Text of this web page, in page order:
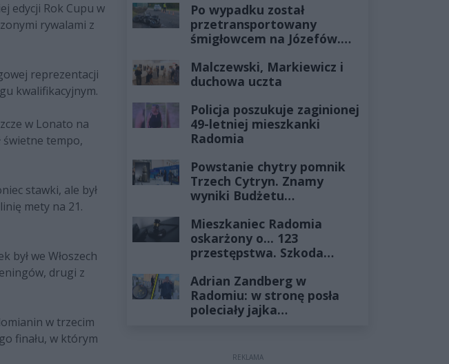
edycji Rok Cupu w
rywalami z
reprezentacji
kwalifikacyjnym.
w Lonato na
świetne tempo,
stawki, ale był
mety na 21.
był we Włoszech
drugi z
w trzecim
finału, w którym
Po wypadku został
przetransportowany
śmigłowcem na Józefów.
żyłach
Malczewski, Markiewicz i
duchowa uczta
Policja poszukuje zaginionej
49-letniej mieszkanki
Radomia
Powstanie chytry pomnik
Trzech Cytryn. Znamy
wyniki Budżetu
Mieszkaniec Radomia
oskarżony o... 123
przestępstwa. Szkoda
złotych
Adrian Zandberg w
Radomiu: w stronę posła
poleciały jajka…
REKLAMA